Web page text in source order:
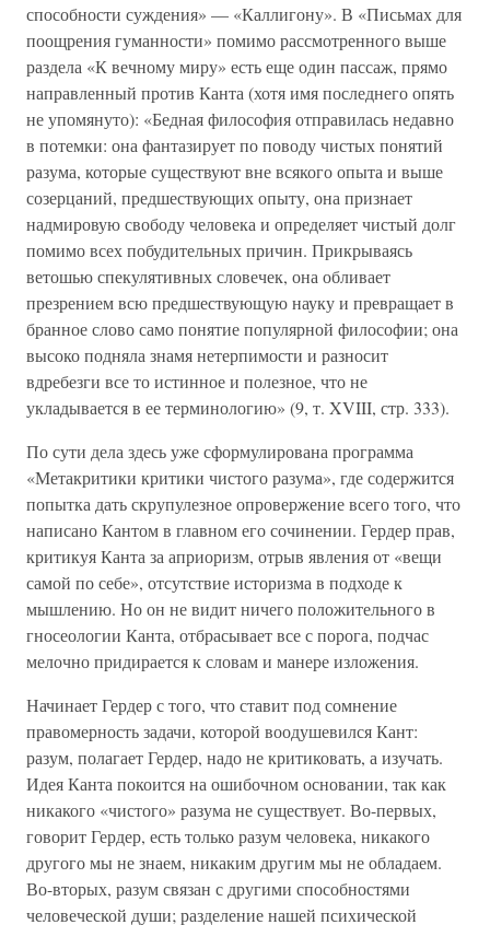
способности суждения» — «Каллигону». В «Письмах для
поощрения гуманности» помимо рассмотренного выше
раздела «К вечному миру» есть еще один пассаж, прямо
направленный против Канта (хотя имя последнего опять
не упомянуто): «Бедная философия отправилась недавно
в потемки: она фантазирует по поводу чистых понятий
разума, которые существуют вне всякого опыта и выше
созерцаний, предшествующих опыту, она признает
надмировую свободу человека и определяет чистый долг
помимо всех побудительных причин. Прикрываясь
ветошью спекулятивных словечек, она обливает
презрением всю предшествующую науку и превращает в
бранное слово само понятие популярной философии; она
высоко подняла знамя нетерпимости и разносит
вдребезги все то истинное и полезное, что не
укладывается в ее терминологию» (9, т. XVIII, стр. 333).
По сути дела здесь уже сформулирована программа
«Метакритики критики чистого разума», где содержится
попытка дать скрупулезное опровержение всего того, что
написано Кантом в главном его сочинении. Гердер прав,
критикуя Канта за априоризм, отрыв явления от «вещи
самой по себе», отсутствие историзма в подходе к
мышлению. Но он не видит ничего положительного в
гносеологии Канта, отбрасывает все с порога, подчас
мелочно придирается к словам и манере изложения.
Начинает Гердер с того, что ставит под сомнение
правомерность задачи, которой воодушевился Кант:
разум, полагает Гердер, надо не критиковать, а изучать.
Идея Канта покоится на ошибочном основании, так как
никакого «чистого» разума не существует. Во-первых,
говорит Гердер, есть только разум человека, никакого
другого мы не знаем, никаким другим мы не обладаем.
Во-вторых, разум связан с другими способностями
человеческой души; разделение нашей психической